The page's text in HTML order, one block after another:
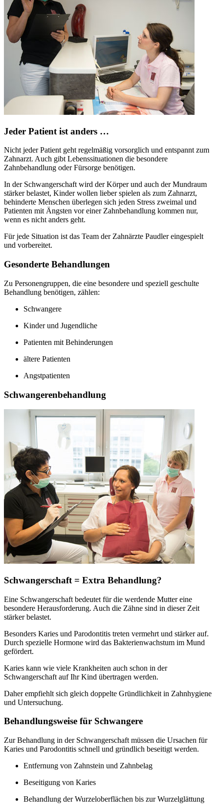
Jeder Patient ist anders …
Nicht jeder Patient geht regelmäßig vorsorglich und entspannt zum
Zahnarzt. Auch gibt Lebenssituationen die besondere
Zahnbehandlung oder Fürsorge benötigen.
In der Schwangerschaft wird der Körper und auch der Mundraum
stärker belastet, Kinder wollen lieber spielen als zum Zahnarzt,
behinderte Menschen überlegen sich jeden Stress zweimal und
Patienten mit Ängsten vor einer Zahnbehandlung kommen nur,
wenn es nicht anders geht.
Für jede Situation ist das Team der Zahnärzte Paudler eingespielt
und vorbereitet.
Gesonderte Behandlungen
Zu Personengruppen, die eine besondere und speziell geschulte
Behandlung benötigen, zählen:
Schwangere
Kinder und Jugendliche
Patienten mit Behinderungen
ältere Patienten
Angstpatienten
Schwangerenbehandlung
Schwangerschaft = Extra Behandlung?
Eine Schwangerschaft bedeutet für die werdende Mutter eine
besondere Herausforderung. Auch die Zähne sind in dieser Zeit
stärker belastet.
Besonders Karies und Parodontitis treten vermehrt und stärker auf.
Durch spezielle Hormone wird das Bakterienwachstum im Mund
gefördert.
Karies kann wie viele Krankheiten auch schon in der
Schwangerschaft auf Ihr Kind übertragen werden.
Daher empfiehlt sich gleich doppelte Gründlichkeit in Zahnhygiene
und Untersuchung.
Behandlungsweise für Schwangere
Zur Behandlung in der Schwangerschaft müssen die Ursachen für
Karies und Parodontitis schnell und gründlich beseitigt werden.
Entfernung von Zahnstein und Zahnbelag
Beseitigung von Karies
Behandlung der Wurzeloberflächen bis zur Wurzelglättung